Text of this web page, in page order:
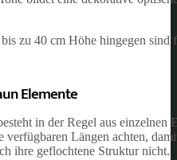
zu 40 cm Höhe hingegen
Elemente
in der Regel aus
verfügbaren Längen achten,
ihre geflochtene Struktur nicht.